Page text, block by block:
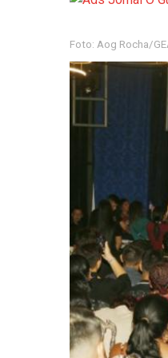
Foto: Aog Rocha/